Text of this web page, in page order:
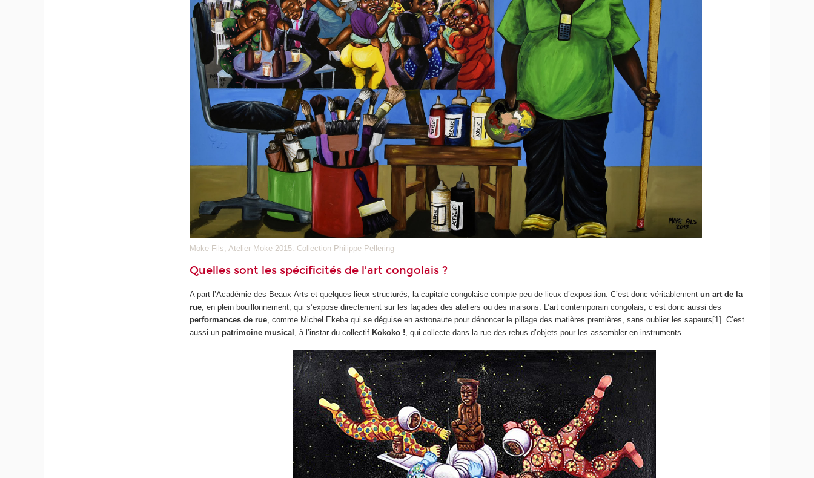
Moke Fils, Atelier Moke 2015. Collection Philippe Pellering
Quelles sont les spécificités de l’art congolais ?
A part l’Académie des Beaux-Arts et quelques lieux structurés, la capitale congolaise compte peu de lieux d’exposition. C’est donc véritablementun art de la
rue , en plein bouillonnement, qui s’expose directement sur les façades des ateliers ou des maisons. L’art contemporain congolais, c’est donc aussi des
performances de rue , comme Michel Ekeba qui se déguise en astronaute pour dénoncer le pillage des matières premières, sans oublier les sapeurs[1]. C’est
aussi unpatrimoine musical , à l’instar du collectif Kokoko ! , qui collecte dans la rue des rebus d’objets pour les assembler en instruments.